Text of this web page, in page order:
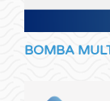
BOMBA